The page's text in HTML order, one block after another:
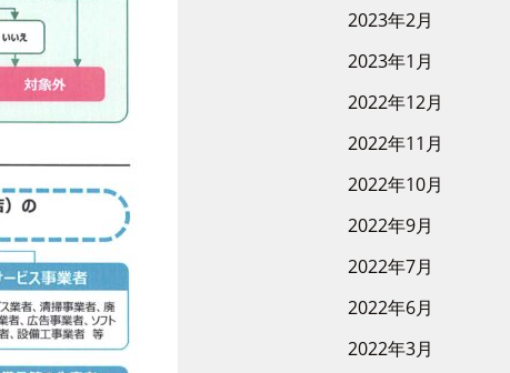
2023年2月
2023年1月
2022年12月
2022年11月
2022年10月
2022年9月
2022年7月
2022年6月
2022年3月